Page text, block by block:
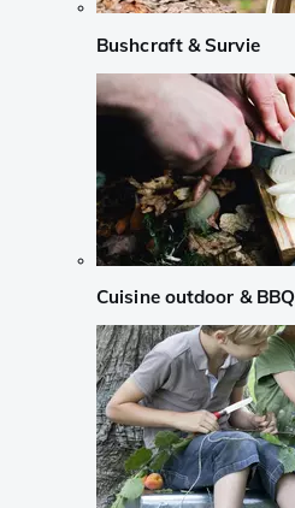
Bushcraft & Survie
Cuisine outdoor & BBQ